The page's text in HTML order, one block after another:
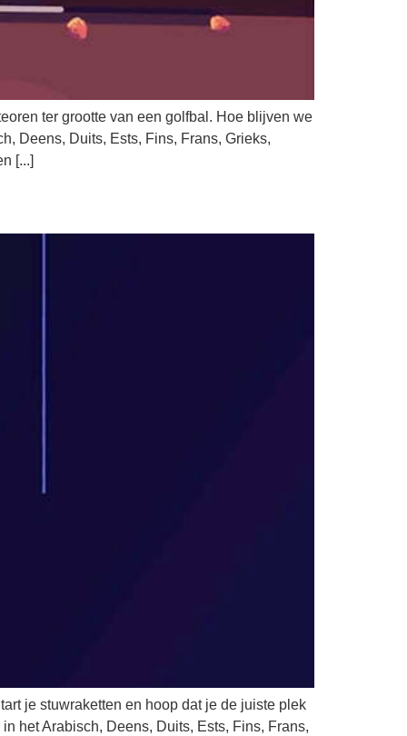
ter grootte van een golfbal. Hoe blijven we
Deens, Duits, Ests, Fins, Frans, Grieks,
[...]
je stuwraketten en hoop dat je de juiste plek
het Arabisch, Deens, Duits, Ests, Fins, Frans,